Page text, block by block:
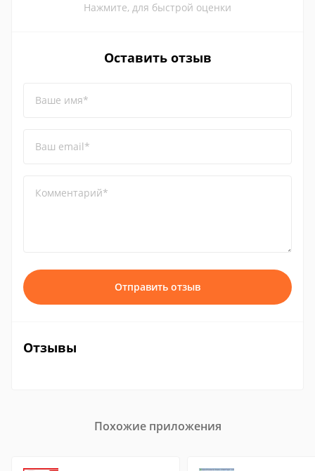
Нажмите, для быстрой оценки
Оставить отзыв
Ваше имя*
Ваш email*
Комментарий*
Отправить отзыв
Отзывы
Похожие приложения